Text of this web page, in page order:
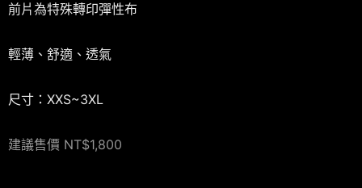
前片為特殊轉印彈性布
輕薄、舒適、透氣
尺寸：XXS~3XL
建議售價 NT$1,800